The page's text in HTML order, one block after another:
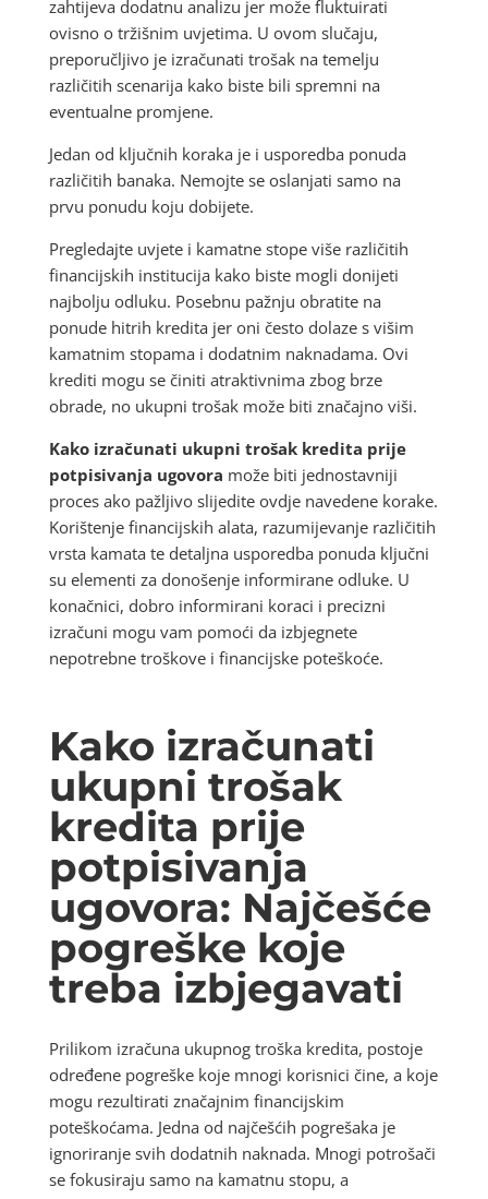
zahtijeva dodatnu analizu jer može fluktuirati
ovisno o tržišnim uvjetima. U ovom slučaju,
preporučljivo je izračunati trošak na temelju
različitih scenarija kako biste bili spremni na
eventualne promjene.
Jedan od ključnih koraka je i usporedba ponuda
različitih banaka. Nemojte se oslanjati samo na
prvu ponudu koju dobijete.
Pregledajte uvjete i kamatne stope više različitih
financijskih institucija kako biste mogli donijeti
najbolju odluku. Posebnu pažnju obratite na
ponude hitrih kredita jer oni često dolaze s višim
kamatnim stopama i dodatnim naknadama. Ovi
krediti mogu se činiti atraktivnima zbog brze
obrade, no ukupni trošak može biti značajno viši.
Kako izračunati ukupni trošak kredita prije
potpisivanja ugovora može biti jednostavniji
proces ako pažljivo slijedite ovdje navedene korake.
Korištenje financijskih alata, razumijevanje različitih
vrsta kamata te detaljna usporedba ponuda ključni
su elementi za donošenje informirane odluke. U
konačnici, dobro informirani koraci i precizni
izračuni mogu vam pomoći da izbjegnete
nepotrebne troškove i financijske poteškoće.
Kako izračunati
ukupni trošak
kredita prije
potpisivanja
ugovora: Najčešće
pogreške koje
treba izbjegavati
Prilikom izračuna ukupnog troška kredita, postoje
određene pogreške koje mnogi korisnici čine, a koje
mogu rezultirati značajnim financijskim
poteškoćama. Jedna od najčešćih pogrešaka je
ignoriranje svih dodatnih naknada. Mnogi potrošači
se fokusiraju samo na kamatnu stopu, a